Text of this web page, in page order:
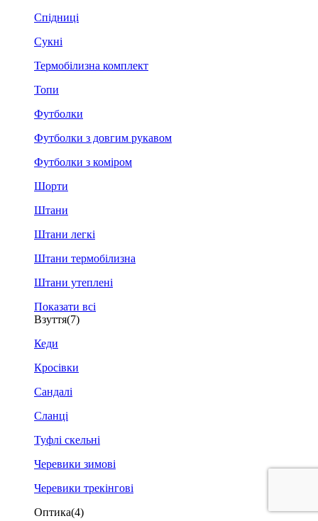
Спідниці
Сукні
Термобілизна комплект
Топи
Футболки
Футболки з довгим рукавом
Футболки з коміром
Шорти
Штани
Штани легкі
Штани термобілизна
Штани утеплені
Показати всі
Взуття(7)
Кеди
Кросівки
Сандалі
Сланці
Туфлі скельні
Черевики зимові
Черевики трекінгові
Оптика(4)